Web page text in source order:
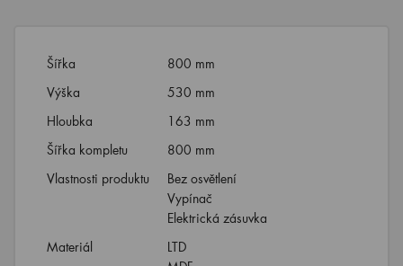
Šířka
800 mm
Výška
530 mm
Hloubka
163 mm
Šířka kompletu
800 mm
Vlastnosti produktu
Bez osvětlení
Vypínač
Elektrická zásuvka
Materiál
LTD